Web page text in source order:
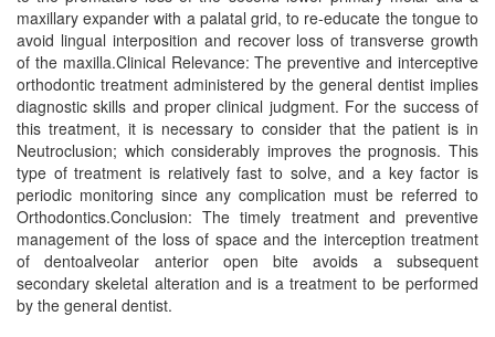
maxillary expander with a palatal grid, to re-educate the tongue to
avoid lingual interposition and recover loss of transverse growth
of the maxilla.Clinical Relevance: The preventive and interceptive
orthodontic treatment administered by the general dentist implies
diagnostic skills and proper clinical judgment. For the success of
this treatment, it is necessary to consider that the patient is in
Neutroclusion; which considerably improves the prognosis. This
type of treatment is relatively fast to solve, and a key factor is
periodic monitoring since any complication must be referred to
Orthodontics.Conclusion: The timely treatment and preventive
management of the loss of space and the interception treatment
of dentoalveolar anterior open bite avoids a subsequent
secondary skeletal alteration and is a treatment to be performed
by the general dentist.